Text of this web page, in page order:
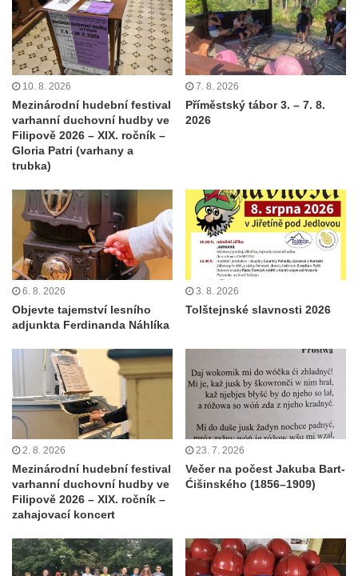
10. 8. 2026
Mezinárodní hudební festival
varhanní duchovní hudby ve
Filipově 2026 – XIX. ročník –
Gloria Patri (varhany a
trubka)
7. 8. 2026
Příměstský tábor 3. – 7. 8.
2026
6. 8. 2026
Objevte tajemství lesního
adjunkta Ferdinanda Náhlíka
3. 8. 2026
Tolštejnské slavnosti 2026
2. 8. 2026
Mezinárodní hudební festival
varhanní duchovní hudby ve
Filipově 2026 – XIX. ročník –
zahajovací koncert
23. 7. 2026
Večer na počest Jakuba Bart-
Ćišinského (1856–1909)